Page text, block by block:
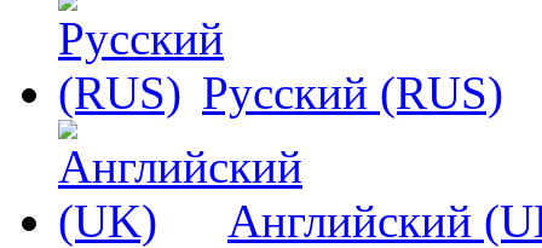
Русский (RUS)
Английский